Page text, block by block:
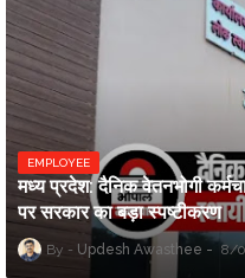
EMPLOYEE
मध्य प्रदेश: दैनिक वेतनभोगी
पर सरकार का बड़ा स्पष्टीकरण
Updesh Awasthee 8/